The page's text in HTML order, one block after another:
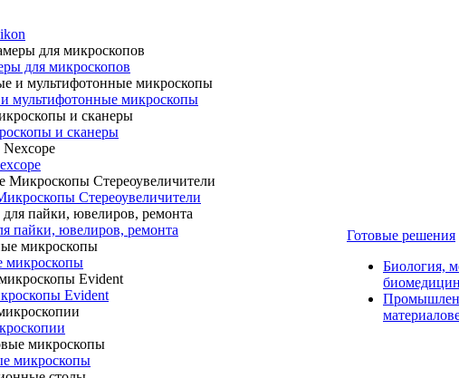
для микроскопов
мультифотонные микроскопы
и сканеры
Стереоувеличители
пайки, ювелиров, ремонта
микроскопы
Evident
микроскопы
Готовые решения
Биология,